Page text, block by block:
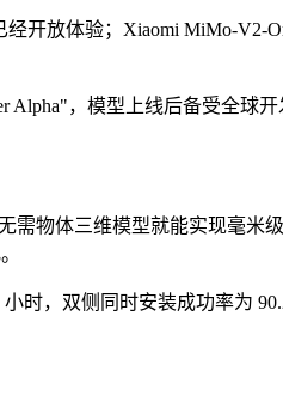
开放体验；Xiaomi MiMo-V2-
Alpha"，模型上线后备受全球
需物体三维模型就能实现毫米
时，双侧同时安装成功率为